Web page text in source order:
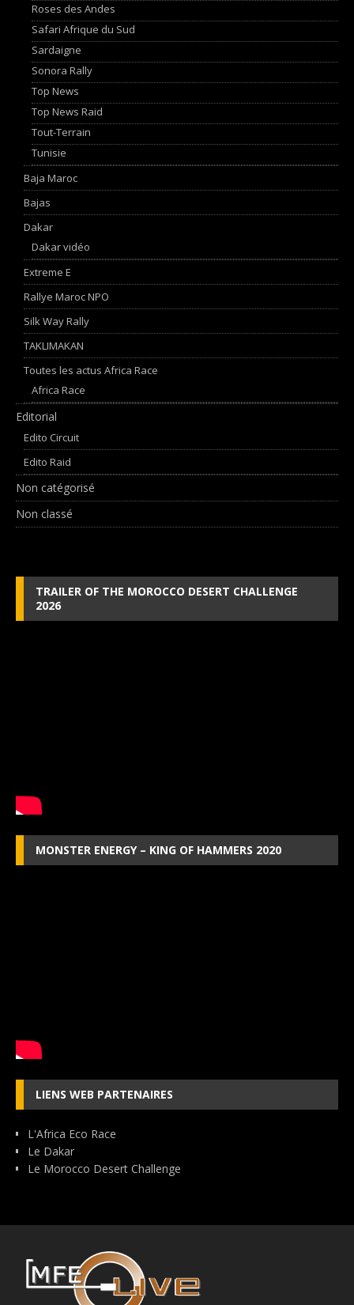
Roses des Andes
Safari Afrique du Sud
Sardaigne
Sonora Rally
Top News
Top News Raid
Tout-Terrain
Tunisie
Baja Maroc
Bajas
Dakar
Dakar vidéo
Extreme E
Rallye Maroc NPO
Silk Way Rally
TAKLIMAKAN
Toutes les actus Africa Race
Africa Race
Editorial
Edito Circuit
Edito Raid
Non catégorisé
Non classé
TRAILER OF THE MOROCCO DESERT CHALLENGE
2026
MONSTER ENERGY – KING OF HAMMERS 2020
LIENS WEB PARTENAIRES
L'Africa Eco Race
Le Dakar
Le Morocco Desert Challenge